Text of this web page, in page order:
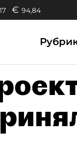
€ 94,84